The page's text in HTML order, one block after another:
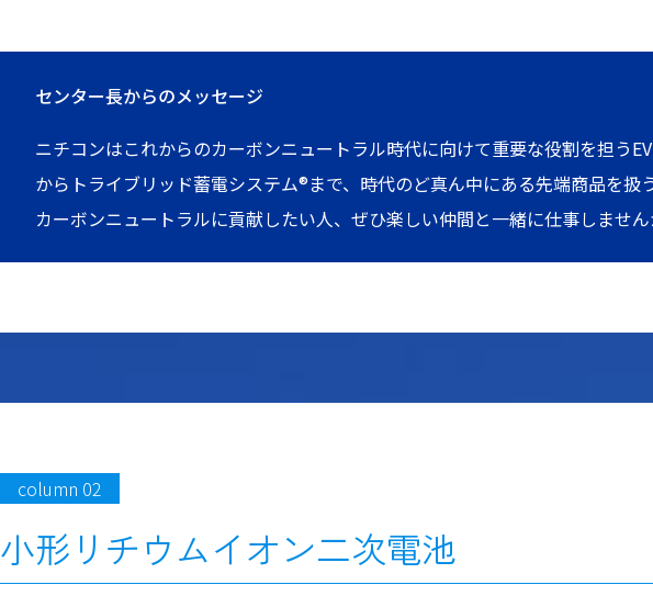
センター長からのメッセージ
ニチコンはこれからのカーボンニュートラル時代に向けて重要な役割を担う
からトライブリッド蓄電システム®まで、時代のど真ん中にある先端商品を扱
カーボンニュートラルに貢献したい人、ぜひ楽しい仲間と一緒に仕事しません
column 02
小形リチウムイオン二次電池